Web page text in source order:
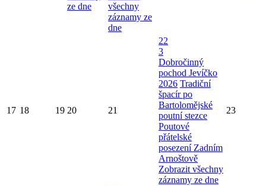
ze dne
všechny
záznamy ze
dne
17 18 19 20 21
22
3
Dobročinný
pochod Jevíčko
2026 Tradiční
špacír po
Bartolomějské
poutní stezce
Poutové
přátelské
posezení Zadním
Arnoštově
Zobrazit všechny
záznamy ze dne
23